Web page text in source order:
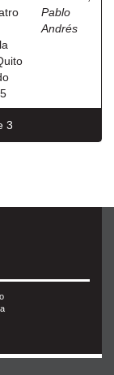
Pablo
Andrés
3